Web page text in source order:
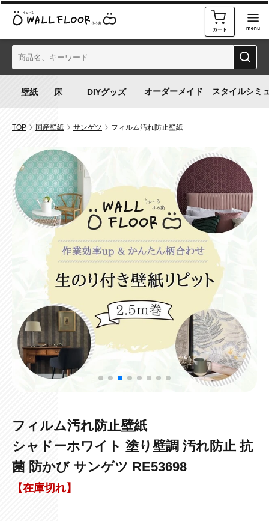
カート
オーダーメイド スタイルシミ
TOP 国産壁紙 サンゲツ フィルム汚れ防止壁紙
フィルム汚れ防止壁紙
シャドーホワイト 塗り壁調 汚れ防止 抗
菌 防かび サンゲツ RE53698
【在庫切れ】